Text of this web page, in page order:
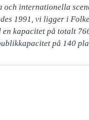
internationella
1991, vi ligger i
en kapacitet på totalt
på 140